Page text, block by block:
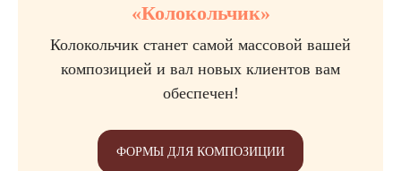
«Колокольчик»
Колокольчик станет самой массовой вашей
композицией и вал новых клиентов вам
обеспечен!
ФОРМЫ ДЛЯ КОМПОЗИЦИИ